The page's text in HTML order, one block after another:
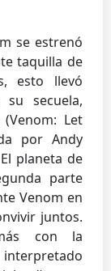
se estrenó
taquilla de
esto llevó
secuela,
Let
por Andy
planeta de
parte
Venom en
juntos.
con la